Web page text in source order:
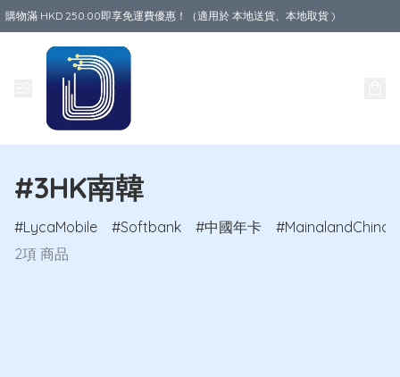
購物滿 HKD 250.00即享免運費優惠！（適用於 本地送貨、本地取貨 )
#3HK南韓
LycaMobile Softbank 中國年卡
MainalandChina
2項 商品